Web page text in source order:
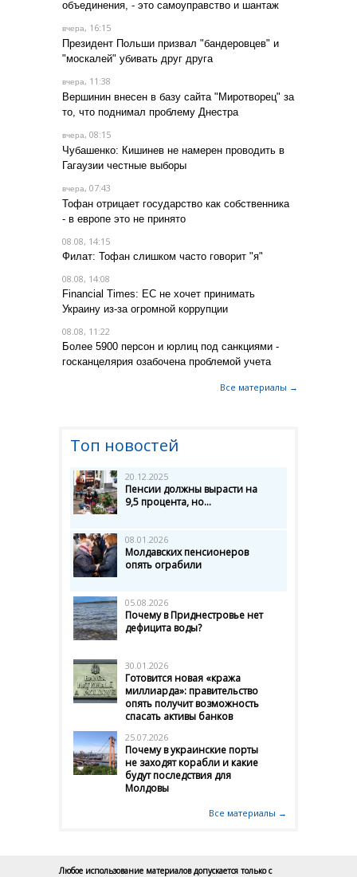
объединения, - это самоуправство и шантаж
вчера, 16:15
Президент Польши призвал "бандеровцев" и
"москалей" убивать друг друга
вчера, 11:38
Вершинин внесен в базу сайта "Миротворец" за
то, что поднимал проблему Днестра
вчера, 08:15
Чубашенко: Кишинев не намерен проводить в
Гагаузии честные выборы
вчера, 07:43
Тофан отрицает государство как собственника
- в европе это не принято
08.08, 14:15
Филат: Тофан слишком часто говорит "я"
08.08, 14:08
Financial Times: ЕС не хочет принимать
Украину из-за огромной коррупции
08.08, 11:22
Более 5900 персон и юрлиц под санкциями -
госканцелярия озабочена проблемой учета
Все материалы →
Топ новостей
20.12.2025
Пенсии должны вырасти на
9,5 процента, но...
08.01.2026
Молдавских пенсионеров
опять ограбили
05.08.2026
Почему в Приднестровье нет
дефицита воды?
30.01.2026
Готовится новая «кража
миллиарда»: правительство
опять получит возможность
спасать активы банков
25.07.2026
Почему в украинские порты
не заходят корабли и какие
будут последствия для
Молдовы
Все материалы →
Любое использование материалов допускается только с